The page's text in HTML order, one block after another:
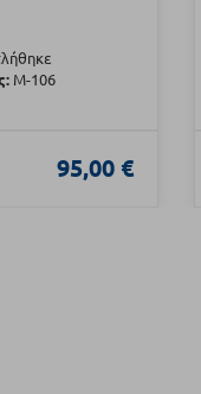
Μ-106
95,00 €